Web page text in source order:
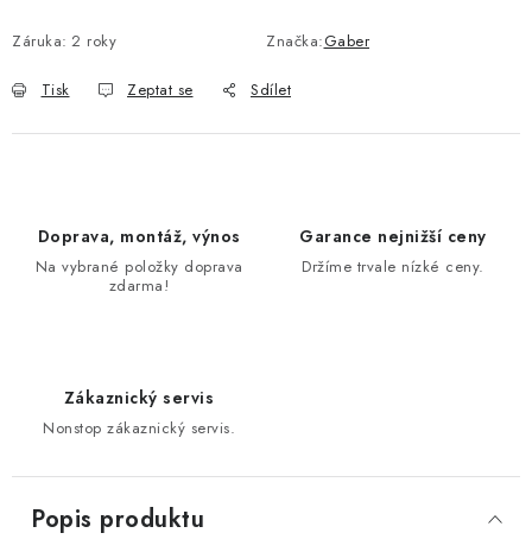
Záruka: 2 roky Značka:Gaber
Tisk Zeptat se Sdílet
Doprava, montáž, výnos
Na vybrané položky doprava
zdarma!
Garance nejnižší ceny
Držíme trvale nízké ceny.
Zákaznický servis
Nonstop zákaznický servis.
Popis produktu